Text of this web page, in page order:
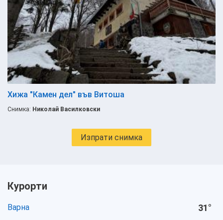
Хижа "Камен дел" във Витоша
Снимка: Николай Василковски
Изпрати снимка
Курорти
Варна 31°